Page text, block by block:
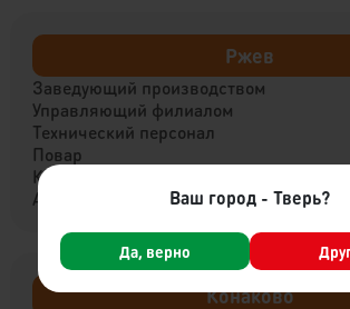
Ваш город - Тверь?
Да, верно
Ржев
Заведующий производством
Управляющий филиалом
Технический персонал
Повар
Кассир-официант
Администратор смены
Конаково